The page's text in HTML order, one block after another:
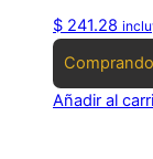
$ 241.28
Añadir al